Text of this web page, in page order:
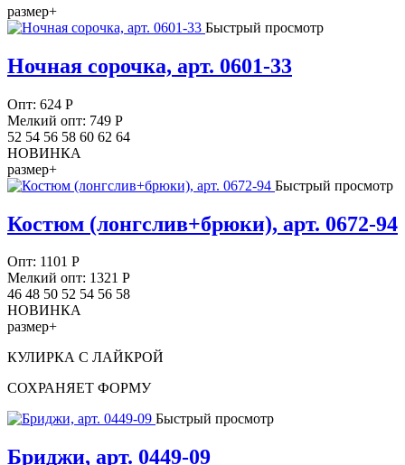
размер+
Быстрый просмотр
Ночная сорочка, арт. 0601-33
Опт: 624 Р
Мелкий опт: 749 Р
52 54 56 58 60 62 64
НОВИНКА
размер+
Быстрый просмотр
Костюм (лонгслив+брюки), арт. 0672-94
Опт: 1101 Р
Мелкий опт: 1321 Р
46 48 50 52 54 56 58
НОВИНКА
размер+
КУЛИРКА С ЛАЙКРОЙ
СОХРАНЯЕТ ФОРМУ
Быстрый просмотр
Бриджи, арт. 0449-09